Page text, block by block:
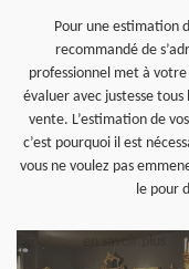
Pour une estimation
recommandé de
professionnel met à
évaluer avec justesse tous
vente. L’estimation de
c’est pourquoi il est
vous ne voulez pas
le pour
en savoir plus